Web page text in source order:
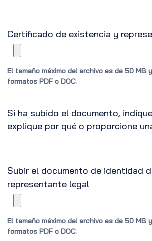
Certificado de existencia y
El tamaño máximo del archivo es de 50 MB
formatos PDF o DOC.
Si ha subido el documento,
explique por qué o proporcione
Subir el documento de identidad
representante legal
El tamaño máximo del archivo es de 50 MB
formatos PDF o DOC.